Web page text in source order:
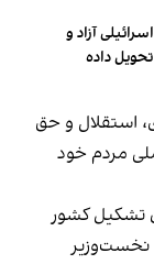
آزاد و
داده
استقلال و حق
مردم خود
تشکیل کشور
نخست‌وزیر